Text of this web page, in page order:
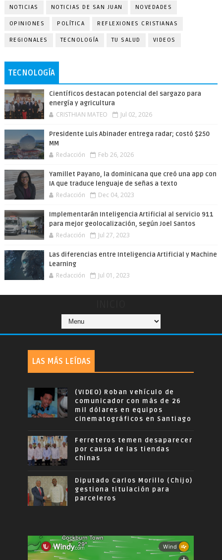
NOTICIAS NOTICIAS DE SAN JUAN NOVEDADES
OPINIONES POLÍTICA REFLEXIONES CRISTIANAS
REGIONALES TECNOLOGÍA TU SALUD VIDEOS
TECNOLOGÍA
Científicos destacan potencial del sargazo para
energía y agricultura
CRISTHIAN MATEO Jul 02, 2026
Presidente Luis Abinader entrega radar; costó $250
MM
Redacción Feb 26, 2026
Yamillet Payano, la dominicana que creó una app con
IA que traduce lenguaje de señas a texto
Redacción Dec 04, 2023
Implementarán Inteligencia Artificial al servicio 911
para mejor geolocalización, según Joel Santos
Redacción Jul 27, 2023
Las diferencias entre Inteligencia Artificial y Machine
Learning
Redacción Jul 01, 2023
LAS MÁS LEÍDAS
(VIDEO) Roban vehículo de
comunicador con más de 26
mil dólares en equipos
cinematográficos en Santiago
Ferreteros temen desaparecer
por causa de las tiendas
chinas
Diputado Carlos Morillo (Chijo)
gestiona titulación para
parceleros